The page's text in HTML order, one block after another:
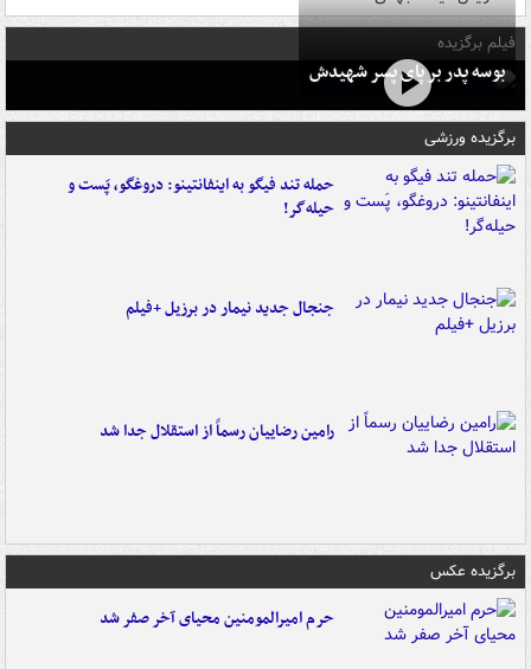
فیلم برگزیده
بوسه‌ پدر بر پای پسر شهیدش
برگزیده ورزشی
حمله تند فیگو به اینفانتینو: دروغگو، پَست‌ و
حیله‌گر!
جنجال جدید نیمار در برزیل +فیلم
رامین رضاییان رسماً از استقلال جدا شد
برگزیده عکس
حرم امیرالمومنین محیای آخر صفر شد